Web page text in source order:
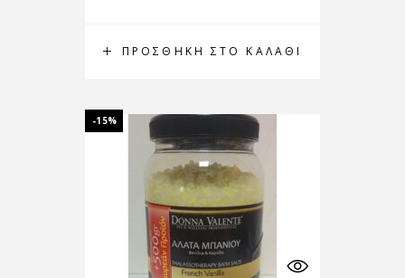
ΠΡΟΣΘΉΚΗ ΣΤΟ ΚΑΛΆΘΙ
-15%